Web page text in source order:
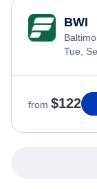
BWI
Tue,
from $122